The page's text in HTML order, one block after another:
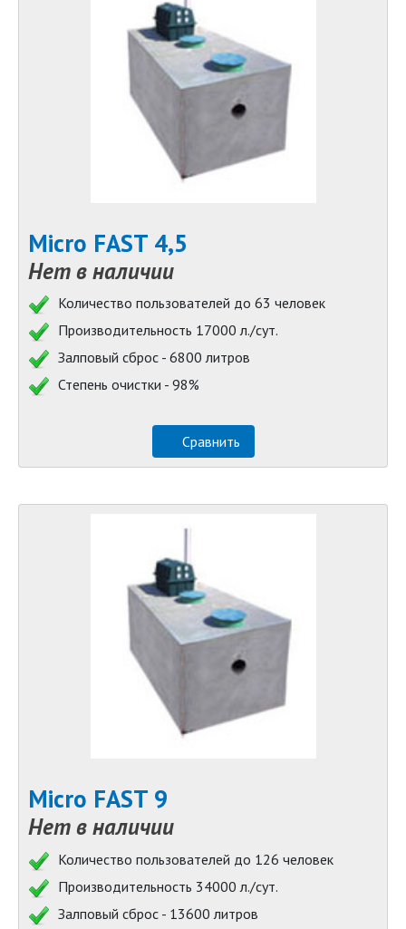
Micro FAST 4,5
Нет в наличии
Количество пользователей до 63 человек
Производительность 17000 л./сут.
Залповый сброс - 6800 литров
Степень очистки - 98%
Сравнить
Micro FAST 9
Нет в наличии
Количество пользователей до 126 человек
Производительность 34000 л./сут.
Залповый сброс - 13600 литров